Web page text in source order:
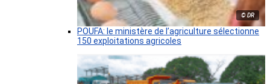
© DR
POUFA: le ministère de l’agriculture sélectionne
150 exploitations agricoles